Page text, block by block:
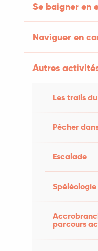
Se baigner en
Naviguer en
Autres
Les trails
Pêcher
Escalade
Spéléologie
parcours